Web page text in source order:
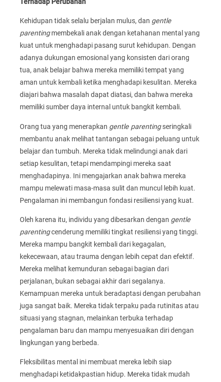
Kehidupan tidak selalu berjalan mulus, dan gentle
parentingmembekali anak dengan ketahanan mental yang
kuat untuk menghadapi pasang surut kehidupan. Dengan
adanya dukungan emosional yang konsisten dari orang
tua, anak belajar bahwa mereka memiliki tempat yang
aman untuk kembali ketika menghadapi kesulitan. Mereka
diajari bahwa masalah dapat diatasi, dan bahwa mereka
memiliki sumber daya internal untuk bangkit kembali.
Orang tua yang menerapkan gentle parentingseringkali
membantu anak melihat tantangan sebagai peluang untuk
belajar dan tumbuh. Mereka tidak melindungi anak dari
setiap kesulitan, tetapi mendampingi mereka saat
menghadapinya. Ini mengajarkan anak bahwa mereka
mampu melewati masa-masa sulit dan muncul lebih kuat.
Pengalaman ini membangun fondasi resiliensi yang kuat.
Oleh karena itu, individu yang dibesarkan dengan gentle
parentingcenderung memiliki tingkat resiliensi yang tinggi.
Mereka mampu bangkit kembali dari kegagalan,
kekecewaan, atau trauma dengan lebih cepat dan efektif.
Mereka melihat kemunduran sebagai bagian dari
perjalanan, bukan sebagai akhir dari segalanya.
Kemampuan mereka untuk beradaptasi dengan perubahan
juga sangat baik. Mereka tidak terpaku pada rutinitas atau
situasi yang stagnan, melainkan terbuka terhadap
pengalaman baru dan mampu menyesuaikan diri dengan
lingkungan yang berbeda.
Fleksibilitas mental ini membuat mereka lebih siap
menghadapi ketidakpastian hidup. Mereka tidak mudah